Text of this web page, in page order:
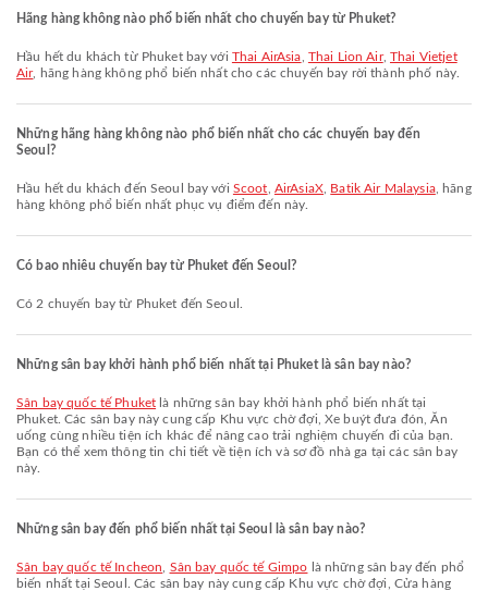
Hãng hàng không nào phổ biến nhất cho chuyến bay từ Phuket?
Hầu hết du khách từ Phuket bay với Thai AirAsia Thai Lion Air, Thai Vietjet
Air, hãng hàng không phổ biến nhất cho các chuyến bay rời thành phố này.
Những hãng hàng không nào phổ biến nhất cho các chuyến bay đến
Seoul?
Hầu hết du khách đến Seoul bay với Scoot AirAsiaX Batik Air Malaysia, hãng
hàng không phổ biến nhất phục vụ điểm đến này.
Có bao nhiêu chuyến bay từ Phuket đến Seoul?
Có 2 chuyến bay từ Phuket đến Seoul.
Những sân bay khởi hành phổ biến nhất tại Phuket là sân bay nào?
Sân bay quốc tế Phuket là những sân bay khởi hành phổ biến nhất tại
Phuket. Các sân bay này cung cấp Khu vực chờ đợi, Xe buýt đưa đón, Ăn
uống cùng nhiều tiện ích khác để nâng cao trải nghiệm chuyến đi của bạn.
Bạn có thể xem thông tin chi tiết về tiện ích và sơ đồ nhà ga tại các sân bay
này.
Những sân bay đến phổ biến nhất tại Seoul là sân bay nào?
Sân bay quốc tế Incheon Sân bay quốc tế Gimpo là những sân bay đến phổ
biến nhất tại Seoul. Các sân bay này cung cấp Khu vực chờ đợi, Cửa hàng